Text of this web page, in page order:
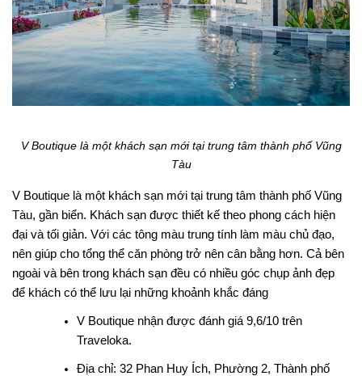
V Boutique là một khách sạn mới tại trung tâm thành phố Vũng
Tàu
V Boutique là một khách sạn mới tại trung tâm thành phố Vũng
Tàu, gần biển. Khách sạn được thiết kế theo phong cách hiện
đại và tối giản. Với các tông màu trung tính làm màu chủ đạo,
nên giúp cho tổng thể căn phòng trở nên cân bằng hơn. Cả bên
ngoài và bên trong khách sạn đều có nhiều góc chụp ảnh đẹp
để khách có thể lưu lại những khoảnh khắc đáng
V Boutique nhận được đánh giá 9,6/10 trên
Traveloka.
Địa chỉ: 32 Phan Huy Ích, Phường 2, Thành phố